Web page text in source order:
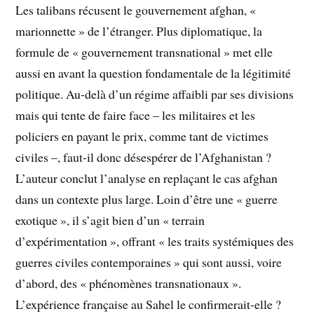
Les talibans récusent le gouvernement afghan, «
marionnette » de l’étranger. Plus diplomatique, la
formule de « gouvernement transnational » met elle
aussi en avant la question fondamentale de la légitimité
politique. Au-delà d’un régime affaibli par ses divisions
mais qui tente de faire face – les militaires et les
policiers en payant le prix, comme tant de victimes
civiles –, faut-il donc désespérer de l’Afghanistan ?
L’auteur conclut l’analyse en replaçant le cas afghan
dans un contexte plus large. Loin d’être une « guerre
exotique », il s’agit bien d’un « terrain
d’expérimentation », offrant « les traits systémiques des
guerres civiles contemporaines » qui sont aussi, voire
d’abord, des « phénomènes transnationaux ».
L’expérience française au Sahel le confirmerait-elle ?